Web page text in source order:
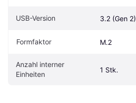
USB-Version 3.2 (Gen 2)
Formfaktor M.2
Anzahl interner
Einheiten
1 Stk.